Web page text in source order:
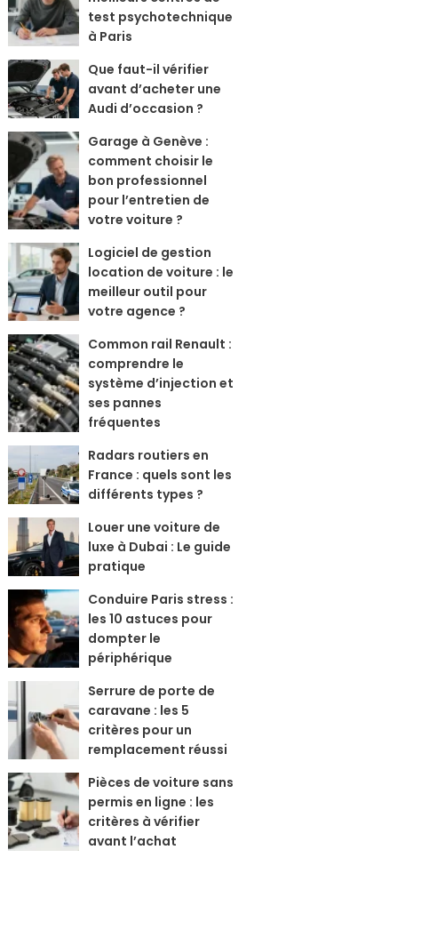
test psychotechnique
à Paris
Que faut-il vérifier
avant d’acheter une
Audi d’occasion ?
Garage à Genève :
comment choisir le
bon professionnel
pour l’entretien de
votre voiture ?
Logiciel de gestion
location de voiture : le
meilleur outil pour
votre agence ?
Common rail Renault :
comprendre le
système d’injection et
ses pannes
fréquentes
Radars routiers en
France : quels sont les
différents types ?
Louer une voiture de
luxe à Dubai : Le guide
pratique
Conduire Paris stress :
les 10 astuces pour
dompter le
périphérique
Serrure de porte de
caravane : les 5
critères pour un
remplacement réussi
Pièces de voiture sans
permis en ligne : les
critères à vérifier
avant l’achat